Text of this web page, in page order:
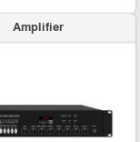
Amplifier